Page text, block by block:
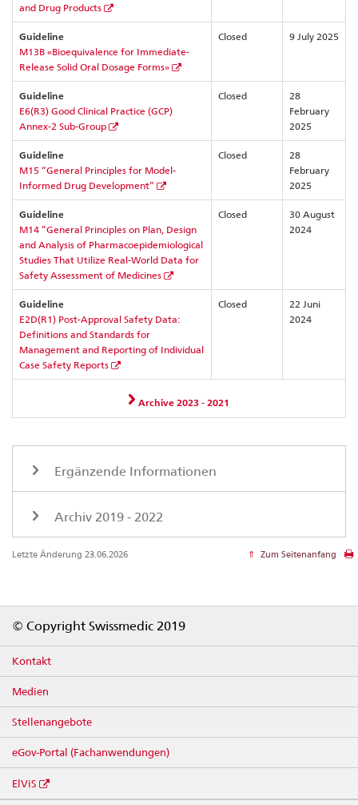
and Drug Products
Guideline
M13B «Bioequivalence for Immediate-
Release Solid Oral Dosage Forms»
Closed 9 July 2025
Guideline
E6(R3) Good Clinical Practice (GCP)
Annex-2 Sub-Group
Closed
28
February
2025
Guideline
M15 “General Principles for Model-
Informed Drug Development”
Closed
28
February
2025
Guideline
M14 ”General Principles on Plan, Design
and Analysis of Pharmacoepidemiological
Studies That Utilize Real-World Data for
Safety Assessment of Medicines
Closed
30 August
2024
Guideline
E2D(R1) Post-Approval Safety Data:
Definitions and Standards for
Management and Reporting of Individual
Case Safety Reports
Closed
22 Juni
2024
Archive 2023 - 2021
Ergänzende Informationen
Archiv 2019 - 2022
Letzte Änderung 23.06.2026 Zum Seitenanfang
© Copyright Swissmedic 2019
Kontakt
Medien
Stellenangebote
eGov-Portal (Fachanwendungen)
ElViS